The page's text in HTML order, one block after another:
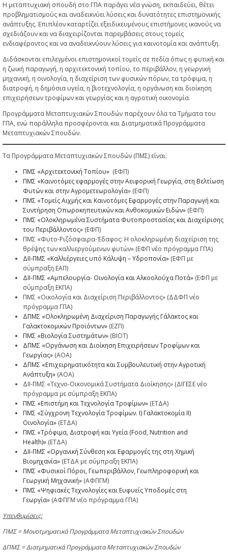
Η μεταπτυχιακή σπουδή στο ΓΠΑ παράγει νέα γνώση, εκπαιδεύει, θέτει
προβληματισμούς και αναδεικνύει λύσεις και δυνατότητες επιστημονικής
ανάπτυξης. Επιπλέον καταρτίζει εξειδικευμένους επιστήμονες ικανούς να
σχεδιάζουν και να διαχειρίζονται παρεμβάσεις στους τομείς
ενδιαφέροντος και να αναδεικνύουν λύσεις για καινοτομία και ανάπτυξη.
Διδάσκονται επιλεγμένοι επιστημονικοί τομείς σε πεδία όπως η φυτική και
η ζωική παραγωγή, η αρχιτεκτονική τοπίου, το περιβάλλον, η γεωργική
μηχανική, η οινολογία, η διαχείριση των φυσικών πόρων, τα τρόφιμα, η
διατροφή, η δημόσια υγεία, η βιοτεχνολογία, η οργάνωση και διοίκηση
επιχειρήσεων τροφίμων και γεωργίας και η αγροτική οικονομία.
Προγράμματα Μεταπτυχιακών Σπουδών παρέχουν όλα τα Τμήματα του
ΓΠΑ, ενώ παράλληλα προσφέρονται και Διατμηματικά Προγράμματα
Μεταπτυχιακών Σπουδών.
Tα Προγράμματα Μεταπτυχιακών Σπουδών (ΠΜΣ) είναι:
ΠΜΣ «Αρχιτεκτονική Τοπίου» (ΕΦΠ)
ΠΜΣ «Καινοτόμες εφαρμογές στην Αειφορική Γεωργία, στη Βελτίωση
Φυτών και στην Αγρομετεωρολογία» (ΕΦΠ)
ΠΜΣ «Τομείς Αιχμής και Καινοτόμες Εφαρμογές στην Παραγωγή και
Συντήρηση Οπωροκηπευτικών και Ανθοκομικών Ειδών» (ΕΦΠ)
ΠΜΣ «Ολοκληρωμένα Συστήματα Φυτοπροστασίας και Διαχείρισης
του Περιβάλλοντος» (ΕΦΠ)
ΠΜΣ «Φυτο-Ριζόσφαιρα-‘Εδαφος: Η ολοκληρωμένη διαχείριση της
θρέψης των καλλιεργούμενων φυτών» (ΕΦΠ νέο πρόγραμμα ΓΠΑ)
ΔΙΙ-ΠΜΣ «Καλλιέργειες υπό Κάλυψη – Υδροπονία» (ΕΦΠ με
σύμπραξη ΕΑΠ)
ΔΙΙ-ΠΜΣ «Αμπελουργία- Οινολογία και Αλκοολούχα Ποτά» (ΕΦΠ με
σύμπραξη ΕΚΠΑ)
ΠΜΣ «Οικολογία και Διαχείριση Περιβάλλοντος» (ΔΔΦΠ νέο
πρόγραμμα ΓΠΑ)
ΔΠΜΣ «Ολοκληρωμένη Διαχείριση Παραγωγής Γάλακτος και
Γαλακτοκομικών Προϊόντων» (ΕΖΠ)
ΠΜΣ «Βιολογία Συστημάτων» (ΒΙΟΤ)
ΔΠΜΣ «Οργάνωση και Διοίκηση Επιχειρήσεων Τροφίμων και
Γεωργίας» (ΑΟΑ)
ΔΠΜΣ «Επιχειρηματικότητα και Συμβουλευτική στην Αγροτική
Ανάπτυξη» (ΑΟΑ)
ΔΙΙ-ΠΜΣ «Τεχνο-Οικονομικά Συστήματα Διοίκησης» (ΔΙΓΕΣΕ νέο
πρόγραμμα με σύμπραξη ΕΚΠΑ)
ΠΜΣ «Επιστήμη και Τεχνολογία Τροφίμων» (ΕΤΔΑ)
ΠΜΣ «Σύγχρονη Τεχνολογία Τροφίμων. Ι) Γαλακτοκομία ΙΙ)
Οινολογία» (ΕΤΔΑ)
ΠΜΣ «Τρόφιμα, Διατροφή και Υγεία (Food, Nutrition and
Health)» (ΕΤΔΑ)
ΔΙΙ-ΠΜΣ «Οργανική Σύνθεση και Εφαρμογές της στη Χημική
Βιομηχανία» (ΕΤΔΑ με σύμπραξη ΕΚΠΑ)
ΠΜΣ «Φυσικοί Πόροι, Γεωπεριβάλλον, Γεωπληροφορική και
Γεωργική Μηχανική» (ΑΦΠΓΜ)
ΠΜΣ «Ψηφιακές Τεχνολογίες και Ευφυείς Υποδομές στη
Γεωργία» (ΑΦΠΓΜ νέο πρόγραμμα ΓΠΑ)
Υπενθυμίσεις:
ΠΜΣ = Μονοτμηματικά Προγράμματα Μεταπτυχιακών Σπουδών
ΔΠΜΣ = Διατμηματικά Προγράμματα Μεταπτυχιακών Σπουδών